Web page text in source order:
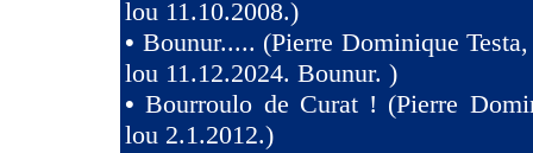
lou 11.10.2008.)
• Bounur..... (Pierre Dominique
lou 11.12.2024. Bounur. )
•Bourroulo de Curat ! (Pierre
lou 2.1.2012.)